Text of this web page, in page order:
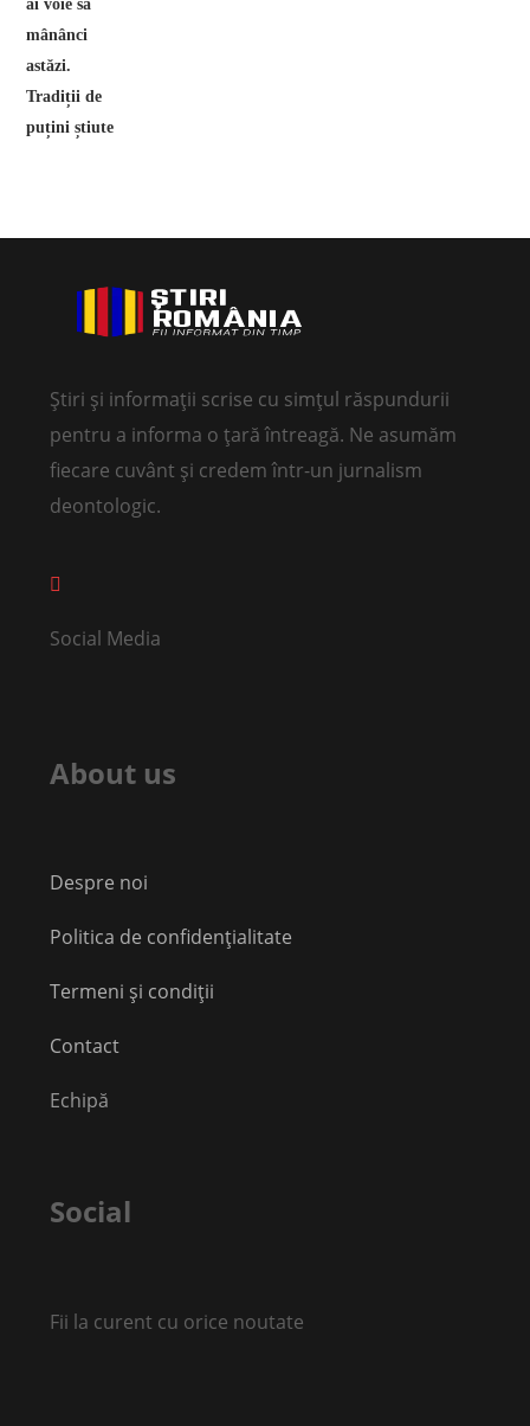
Știri și informații scrise cu simțul răspundurii
pentru a informa o țară întreagă. Ne asumăm
fiecare cuvânt și credem într-un jurnalism
deontologic.
Social Media
About us
Despre noi
Politica de confidențialitate
Termeni și condiții
Contact
Echipă
Social
Fii la curent cu orice noutate